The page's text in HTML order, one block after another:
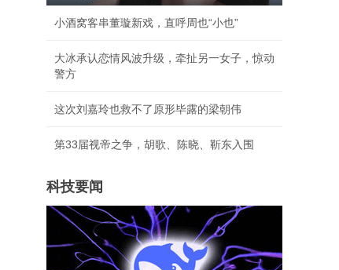
小酒窝客串董璇新戏，直呼周也“小也”
大冰承认恋情风波升级，牵扯另一女子，惊动
警方
这次刘嘉玲也救不了原形毕露的梁朝伟
第33届视帝之争，胡歌、陈晓、靳东入围
科技要闻